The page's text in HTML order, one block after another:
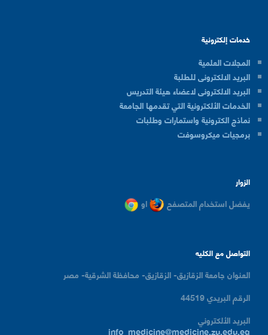
خدمات إلكترونية
المجلات العلمية
البريد الالكترونى للطلبة
البريد الالكترونى لاعضاء هيئة التدريس
الخدمات الألكترونية التي تقدمها الجامعة
نماذج الكترونية واستمارات وطلبات
برمجيات ميكروسوفت
الزوار
يفضل استخدام المتصفح او
التواصل مع الكليه
العنوان جامعة الزقازيق- الزقازيق- محافظة الشرقية- مصر
الرقم البريدي44519
البريد الألكتروني
info_medicine@medicine.zu.edu.eg